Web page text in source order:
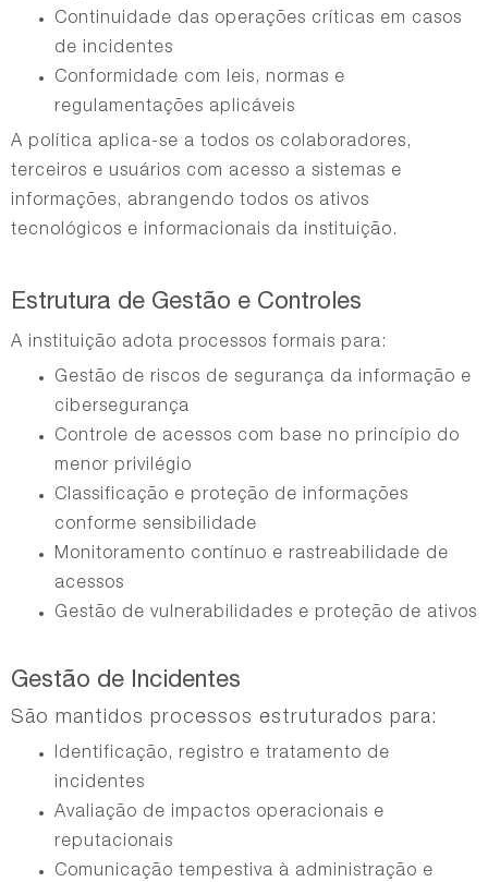
Continuidade das operações críticas em casos
de incidentes
Conformidade com leis, normas e
regulamentações aplicáveis
A política aplica-se a todos os colaboradores,
terceiros e usuários com acesso a sistemas e
informações, abrangendo todos os ativos
tecnológicos e informacionais da instituição.
Estrutura de Gestão e Controles
A instituição adota processos formais para:
Gestão de riscos de segurança da informação e
cibersegurança
Controle de acessos com base no princípio do
menor privilégio
Classificação e proteção de informações
conforme sensibilidade
Monitoramento contínuo e rastreabilidade de
acessos
Gestão de vulnerabilidades e proteção de ativos
Gestão de Incidentes
São mantidos processos estruturados para:
Identificação, registro e tratamento de
incidentes
Avaliação de impactos operacionais e
reputacionais
Comunicação tempestiva à administração e